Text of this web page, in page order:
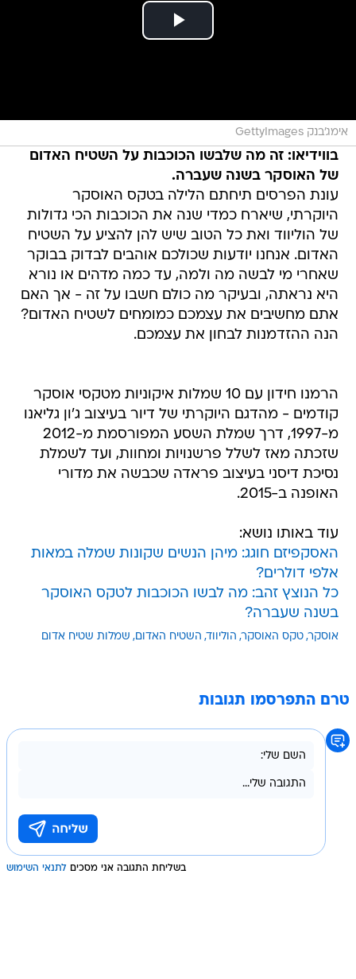
אימג'בנק GettyImages
בווידיאו: זה מה שלבשו הכוכבות על השטיח האדום
של האוסקר בשנה שעברה.
עונת הפרסים תיחתם הלילה בטקס האוסקר
היוקרתי, שיארח כמדי שנה את הכוכבות הכי גדולות
של הוליווד ואת כל הטוב שיש להן להציע על השטיח
האדום. אנחנו יודעות שכולכם אוהבים לבדוק בבוקר
שאחרי מי לבשה מה ולמה, עד כמה מדהים או נורא
היא נראתה, ובעיקר מה כולם חשבו על זה - אך האם
אתם מחשיבים את עצמכם כמומחים לשטיח האדום?
הנה ההזדמנות לבחון את עצמכם.
הרמנו חידון עם 10 שמלות איקוניות מטקסי אוסקר
קודמים - מהדגם היוקרתי של דיור בעיצוב ג'ון גליאנו
מ-1997, דרך שמלת השסע המפורסמת מ-2012
שזכתה מאז לשלל פרשנויות ומחוות, ועד לשמלת
נסיכת דיסני בעיצוב פראדה שכבשה את מדורי
האופנה ב-2015.
עוד באותו נושא:
האסקפיזם חוגג: מיהן הנשים שקונות שמלה במאות
אלפי דולרים?
כל הנוצץ זהב: מה לבשו הכוכבות לטקס האוסקר
בשנה שעברה?
אוסקר טקס האוסקר הוליווד השטיח האדום שמלות שטיח אדום
טרם התפרסמו תגובות
בשליחת התגובה אני מסכים לתנאי השימוש